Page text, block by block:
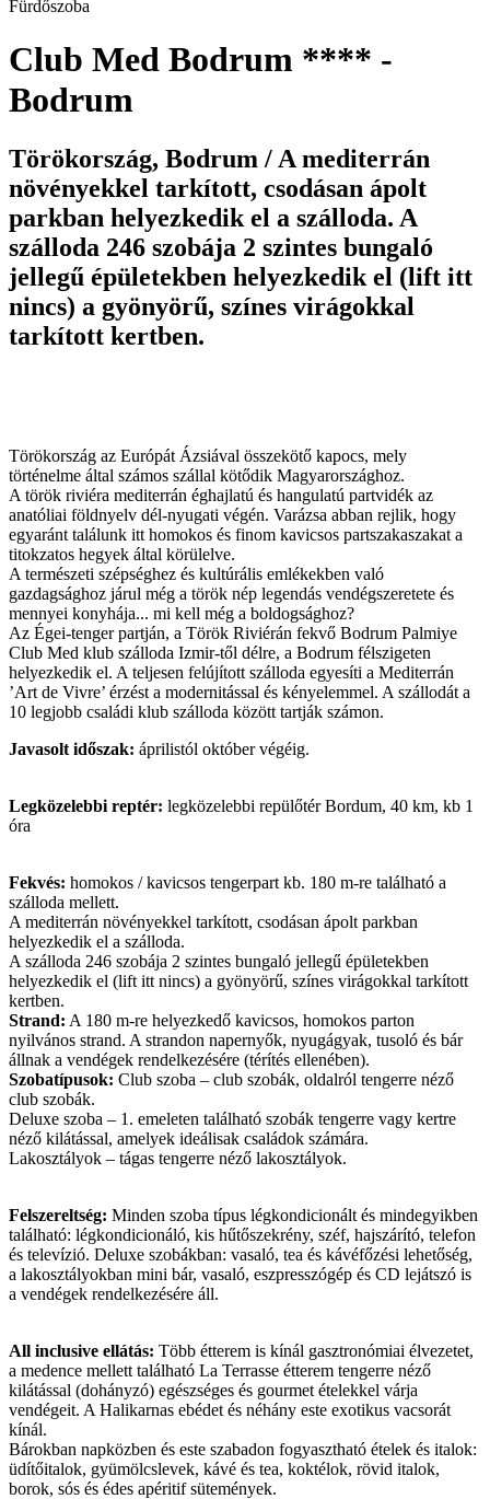
Fürdőszoba
Club Med Bodrum **** -
Bodrum
Törökország, Bodrum / A mediterrán
növényekkel tarkított, csodásan ápolt
parkban helyezkedik el a szálloda. A
szálloda 246 szobája 2 szintes bungaló
jellegű épületekben helyezkedik el (lift itt
nincs) a gyönyörű, színes virágokkal
tarkított kertben.
Törökország az Európát Ázsiával összekötő kapocs, mely
történelme által számos szállal kötődik Magyarországhoz.
A török riviéra mediterrán éghajlatú és hangulatú partvidék az
anatóliai földnyelv dél-nyugati végén. Varázsa abban rejlik, hogy
egyaránt találunk itt homokos és finom kavicsos partszakaszakat a
titokzatos hegyek által körülelve.
A természeti szépséghez és kultúrális emlékekben való
gazdagsághoz járul még a török nép legendás vendégszeretete és
mennyei konyhája... mi kell még a boldogsághoz?
Az Égei-tenger partján, a Török Riviérán fekvő Bodrum Palmiye
Club Med klub szálloda Izmir-től délre, a Bodrum félszigeten
helyezkedik el. A teljesen felújított szálloda egyesíti a Mediterrán
’Art de Vivre’ érzést a modernitással és kényelemmel. A szállodát a
10 legjobb családi klub szálloda között tartják számon.
Javasolt időszak: áprilistól október végéig.
Legközelebbi reptér: legközelebbi repülőtér Bordum, 40 km, kb 1
óra
Fekvés: homokos / kavicsos tengerpart kb. 180 m-re található a
szálloda mellett.
A mediterrán növényekkel tarkított, csodásan ápolt parkban
helyezkedik el a szálloda.
A szálloda 246 szobája 2 szintes bungaló jellegű épületekben
helyezkedik el (lift itt nincs) a gyönyörű, színes virágokkal tarkított
kertben.
Strand: A 180 m-re helyezkedő kavicsos, homokos parton
nyilvános strand. A strandon napernyők, nyugágyak, tusoló és bár
állnak a vendégek rendelkezésére (térítés ellenében).
Szobatípusok: Club szoba – club szobák, oldalról tengerre néző
club szobák.
Deluxe szoba – 1. emeleten található szobák tengerre vagy kertre
néző kilátással, amelyek ideálisak családok számára.
Lakosztályok – tágas tengerre néző lakosztályok.
Felszereltség: Minden szoba típus légkondicionált és mindegyikben
található: légkondicionáló, kis hűtőszekrény, széf, hajszárító, telefon
és televízió. Deluxe szobákban: vasaló, tea és kávéfőzési lehetőség,
a lakosztályokban mini bár, vasaló, eszpresszógép és CD lejátszó is
a vendégek rendelkezésére áll.
All inclusive ellátás: Több étterem is kínál gasztronómiai élvezetet,
a medence mellett található La Terrasse étterem tengerre néző
kilátással (dohányzó) egészséges és gourmet ételekkel várja
vendégeit. A Halikarnas ebédet és néhány este exotikus vacsorát
kínál.
Bárokban napközben és este szabadon fogyasztható ételek és italok:
üdítőitalok, gyümölcslevek, kávé és tea, koktélok, rövid italok,
borok, sós és édes apéritif sütemények.